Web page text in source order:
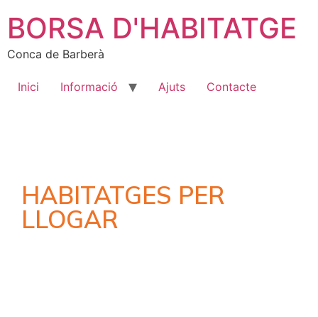
BORSA D'HABITATGE
Conca de Barberà
Inici Informació Ajuts Contacte
HABITATGES PER
LLOGAR